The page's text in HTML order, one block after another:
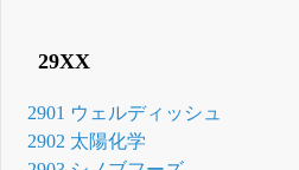
29XX
2901 ウェルディッシュ
2902 太陽化学